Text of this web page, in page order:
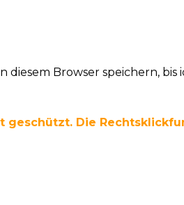
diesem Browser speichern,
geschützt. Die